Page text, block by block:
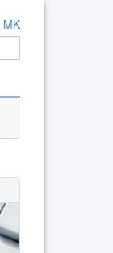
MK